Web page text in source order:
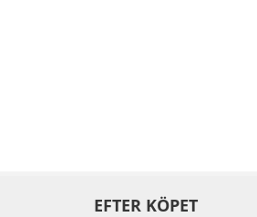
EFTER KÖPET